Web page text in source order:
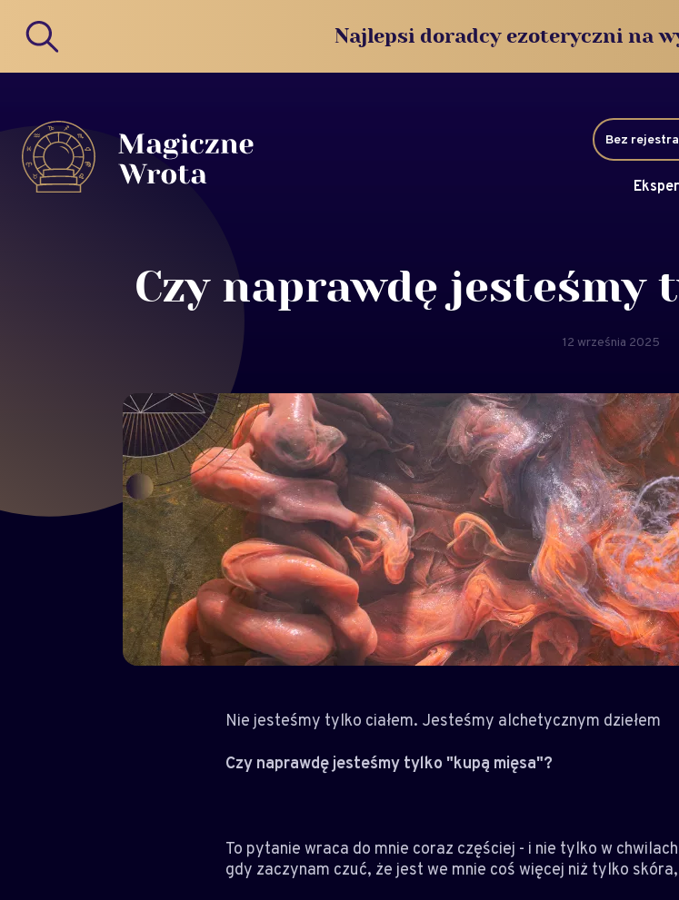
Najlepsi doradcy ezoteryczni na
Bez
Czy naprawdę jesteśmy
12 września 2025
Nie jesteśmy tylko ciałem. Jesteśmy alchetycznym dziełem
Czy naprawdę jesteśmy tylko "kupą mięsa"?
To pytanie wraca do mnie coraz częściej - i nie tylko w
gdy zaczynam czuć, że jest we mnie coś więcej niż tylko